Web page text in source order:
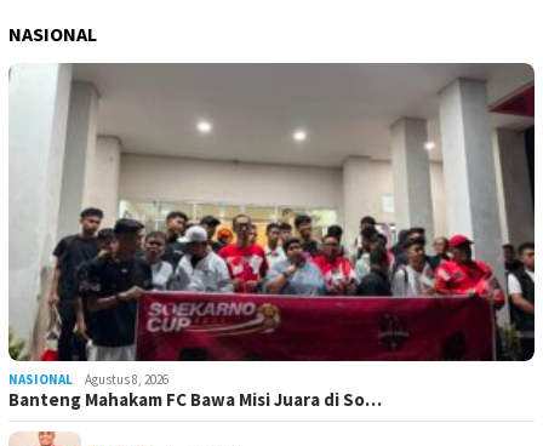
NASIONAL
NASIONAL Agustus 8, 2026
Banteng Mahakam FC Bawa Misi Juara di So…